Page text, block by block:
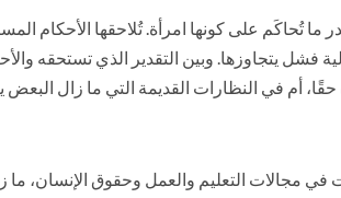
ما تُحاكَم على كونها امرأة. تُلاحقها
فشل يتجاوزها. وبين التقدير الذي تستحقه
أم في النظارات القديمة التي ما زال البعض
مجالات التعليم والعمل وحقوق الإنسان، ما